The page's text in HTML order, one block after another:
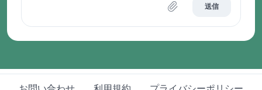
送信